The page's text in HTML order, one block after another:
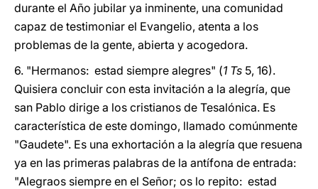
durante el Año jubilar ya inminente, una comunidad
capaz de testimoniar el Evangelio, atenta a los
problemas de la gente, abierta y acogedora.
6. "Hermanos: estad siempre alegres" (1 Ts 5, 16).
Quisiera concluir con esta invitación a la alegría, que
san Pablo dirige a los cristianos de Tesalónica. Es
característica de este domingo, llamado comúnmente
"Gaudete". Es una exhortación a la alegría que resuena
ya en las primeras palabras de la antífona de entrada:
"Alegraos siempre en el Señor; os lo repito: estad